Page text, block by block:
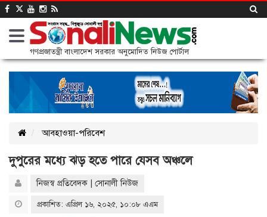
গণপ্রজাতন্ত্রী বাংলাদেশ সরকার অনুমোদিত নিউজ পোর্টাল
আবহাওয়া-পরিবেশ
দুপুরের মধ্যে ঝড় হতে পারে যেসব অঞ্চলে
নিজস্ব প্রতিবেদক | সোনালী নিউজ
প্রকাশিত: এপ্রিল ১৬, ২০২৫, ১০:০৮ এএম